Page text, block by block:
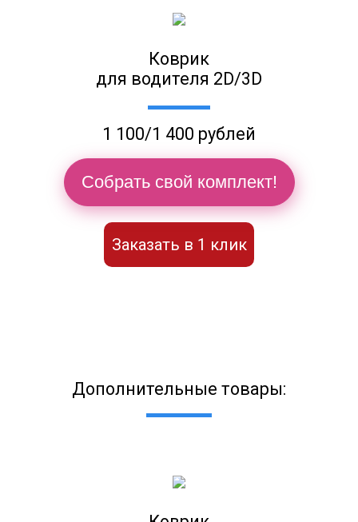
Коврик
для водителя 2D/3D
1 100/1 400 рублей
Собрать свой комплект!
Заказать в 1 клик
Дополнительные товары: